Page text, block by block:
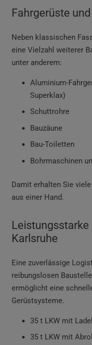
Fahrgerüste
Neben klassischen
eine Vielzahl weiterer
unter anderem:
Aluminium-
Superklax)
Schuttrohre
Bauzäune
Bau-Toiletten
Bohrmaschinen
Damit erhalten Sie
aus einer Hand.
Karlsruhe
Eine zuverlässige
reibungslosen
ermöglicht eine
Gerüstsysteme.
35 t LKW mit
35 t LKW mit